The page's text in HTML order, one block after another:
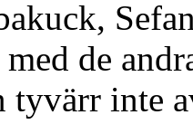
de
tyvärr inte